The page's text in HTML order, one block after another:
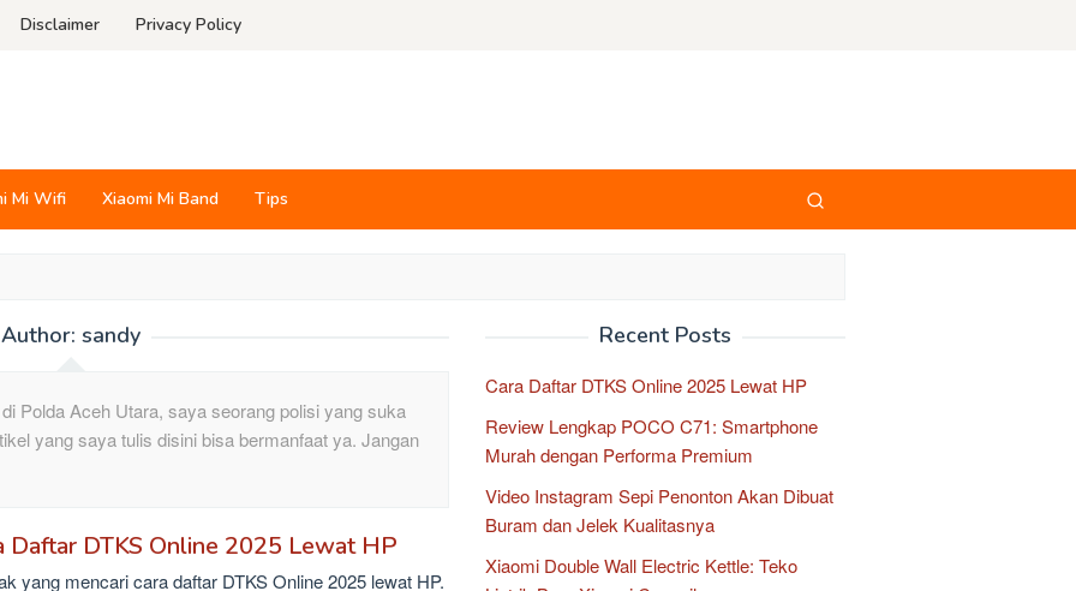
Disclaimer Privacy Policy
Mi Wifi Xiaomi Mi Band Tips
Author: sandy
Polda Aceh Utara, saya seorang polisi yang suka
yang saya tulis disini bisa bermanfaat ya. Jangan
Daftar DTKS Online 2025 Lewat HP
yang mencari cara daftar DTKS Online 2025 lewat HP.
Recent Posts
Cara Daftar DTKS Online 2025 Lewat HP
Review Lengkap POCO C71: Smartphone
Murah dengan Performa Premium
Video Instagram Sepi Penonton Akan Dibuat
Buram dan Jelek Kualitasnya
Xiaomi Double Wall Electric Kettle: Teko